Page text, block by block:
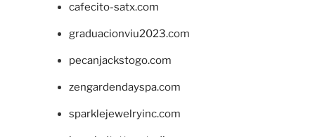
cafecito-satx.com
graduacionviu2023.com
pecanjackstogo.com
zengardendayspa.com
sparklejewelryinc.com